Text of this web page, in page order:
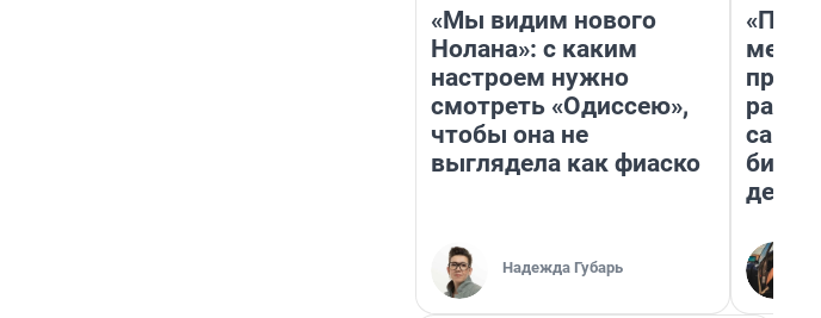
«Мы видим нового
Нолана»: с каким
настроем нужно
смотреть «Одиссею»,
чтобы она не
выглядела как фиаско
Надежда Губарь